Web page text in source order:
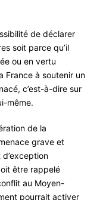
de déclarer
soit parce qu’il
ou en vertu
France à soutenir un
c’est-à-dire sur
même.
de la
grave et
être rappelé
au Moyen-
pourrait activer